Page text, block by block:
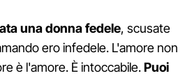
una donna fedele, scusate
ero infedele. L'amore non
è l'amore. È intoccabile.Puoi